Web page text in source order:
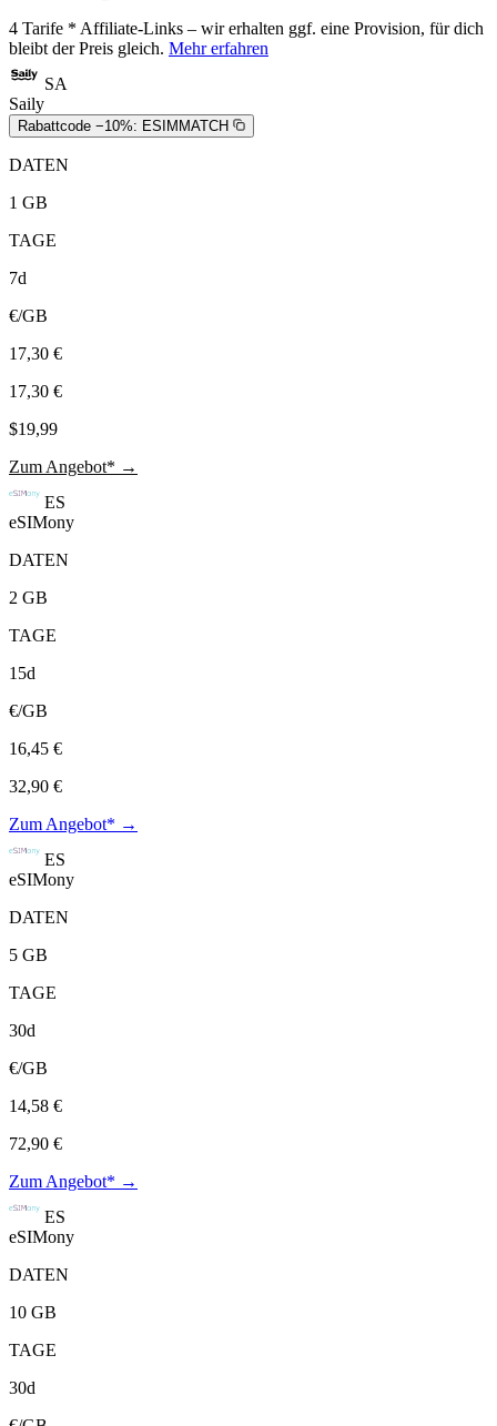
4 Tarife * Affiliate-Links – wir erhalten ggf. eine Provision, für dich
bleibt der Preis gleich. Mehr erfahren
SA
Saily
Rabattcode −10%: ESIMMATCH
DATEN
1 GB
TAGE
7d
€/GB
17,30 €
17,30 €
$19,99
Zum Angebot* →
ES
eSIMony
DATEN
2 GB
TAGE
15d
€/GB
16,45 €
32,90 €
Zum Angebot* →
ES
eSIMony
DATEN
5 GB
TAGE
30d
€/GB
14,58 €
72,90 €
Zum Angebot* →
ES
eSIMony
DATEN
10 GB
TAGE
30d